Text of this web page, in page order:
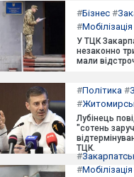
#Бізнес #
#Мобілізація
У ТЦК
незаконно
мали
#Політика #
#
Лубінець
"сотень
ТЦК.
#
#Мобілізація